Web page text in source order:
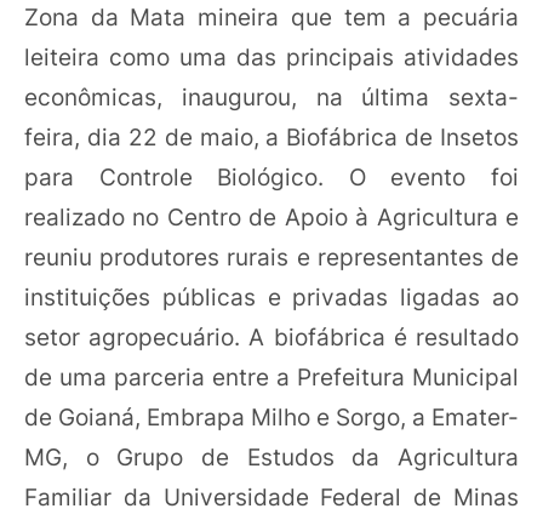
Zona da Mata mineira que tem a pecuária
leiteira como uma das principais atividades
econômicas, inaugurou, na última sexta-
feira, dia 22 de maio, a Biofábrica de Insetos
para Controle Biológico. O evento foi
realizado no Centro de Apoio à Agricultura e
reuniu produtores rurais e representantes de
instituições públicas e privadas ligadas ao
setor agropecuário. A biofábrica é resultado
de uma parceria entre a Prefeitura Municipal
de Goianá, Embrapa Milho e Sorgo, a Emater-
MG, o Grupo de Estudos da Agricultura
Familiar da Universidade Federal de Minas